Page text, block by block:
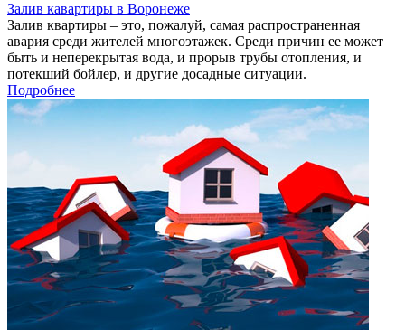
Залив кавартиры в Воронеже
Залив квартиры – это, пожалуй, самая распространенная
авария среди жителей многоэтажек. Среди причин ее может
быть и неперекрытая вода, и прорыв трубы отопления, и
потекший бойлер, и другие досадные ситуации.
Подробнее